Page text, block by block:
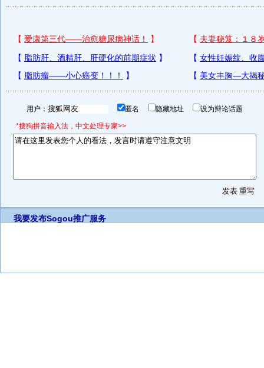
用户： 匿名 隐藏地址 设为辩论话题
*搜狗拼音输入法，中文处理专家>>
我要发布Sogou推广服务